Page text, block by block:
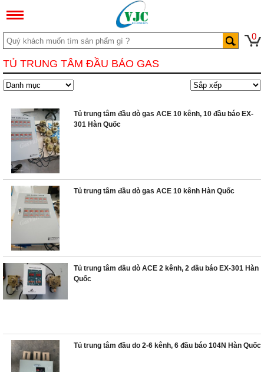
0
TỦ TRUNG TÂM ĐẦU BÁO GAS
Tủ trung tâm đầu dò gas ACE 10 kênh, 10 đầu báo EX-
301 Hàn Quốc
Tủ trung tâm đầu dò gas ACE 10 kênh Hàn Quốc
Tủ trung tâm đầu dò ACE 2 kênh, 2 đầu báo EX-301 Hàn
Quốc
Tủ trung tâm đầu do 2-6 kênh, 6 đầu báo 104N Hàn Quốc